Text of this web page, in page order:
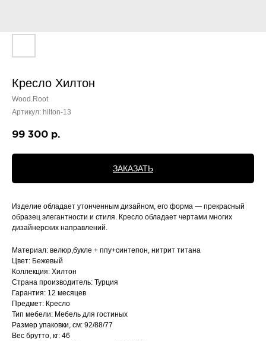
Кресло Хилтон
Wood.Root
Артикул: hilton-13
99 300 р.
ЗАКАЗАТЬ
Изделие обладает утонченным дизайном, его форма — прекрасный
образец элегантности и стиля. Кресло обладает чертами многих
дизайнерских направлений.
Материал: велюр,букле + ппу+синтепон, нитрит титана
Цвет: Бежевый
Коллекция: Хилтон
Страна производитель: Турция
Гарантия: 12 месяцев
Предмет: Кресло
Тип мебели: Мебель для гостиных
Размер упаковки, см: 92/88/77
Вес брутто, кг: 46